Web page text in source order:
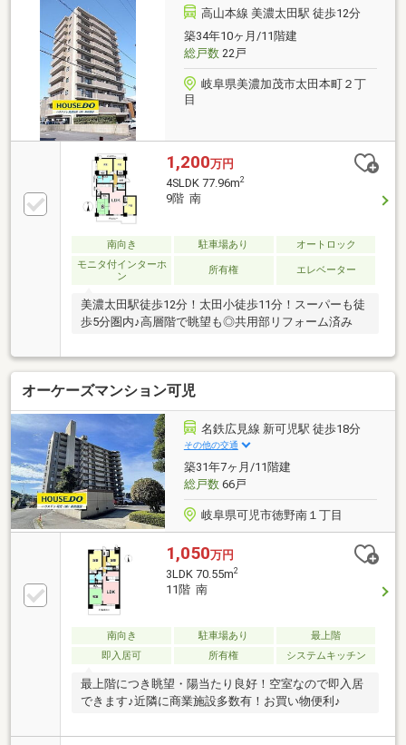
高山本線 美濃太田駅 徒歩12分
築34年10ヶ月/11階建
総戸数22戸
岐阜県美濃加茂市太田本町２丁
目
1,200万円
4SLDK 77.96m2
9階 南
南向き 駐車場あり
オートロック
モニタ付インターホ
ン
所有権 エレベーター
美濃太田駅徒歩12分！太田小徒歩11分！スーパーも徒
歩5分圏内♪高層階で眺望も◎共用部リフォーム済み
オーケーズマンション可児
名鉄広見線 新可児駅 徒歩18分
その他の交通
築31年7ヶ月/11階建
総戸数66戸
岐阜県可児市徳野南１丁目
1,050万円
3LDK 70.55m2
11階 南
南向き 駐車場あり
最上階
即入居可
所有権 システムキッチン
最上階につき眺望・陽当たり良好！空室なので即入居
できます♪近隣に商業施設多数有！お買い物便利♪